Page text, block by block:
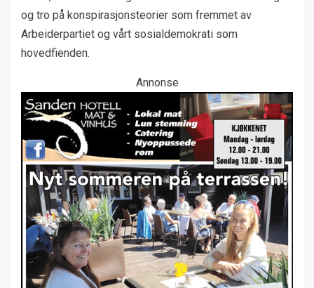
og tro på konspirasjonsteorier som fremmet av
Arbeiderpartiet og vårt sosialdemokrati som
hovedfienden.
Annonse